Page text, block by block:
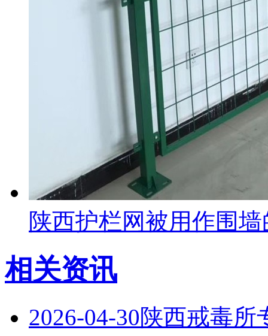
陕西护栏网被用作围
相关资讯
2026-04-30陕西戒毒所